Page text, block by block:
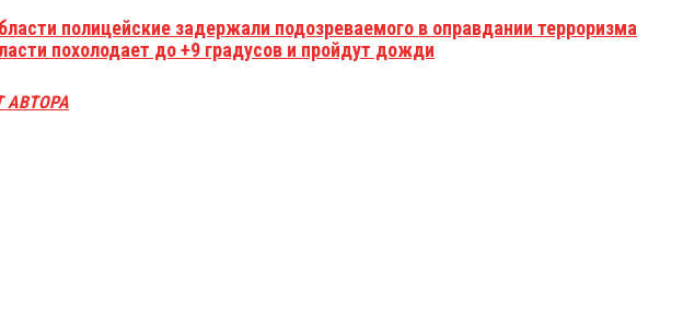
полицейские задержали подозреваемого в оправдании терроризма
похолодает до +9 градусов и пройдут дожди
АВТОРА